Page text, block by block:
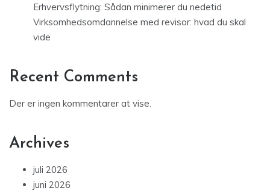
Erhvervsflytning: Sådan minimerer du nedetid
Virksomhedsomdannelse med revisor: hvad du skal
vide
Recent Comments
Der er ingen kommentarer at vise.
Archives
juli 2026
juni 2026